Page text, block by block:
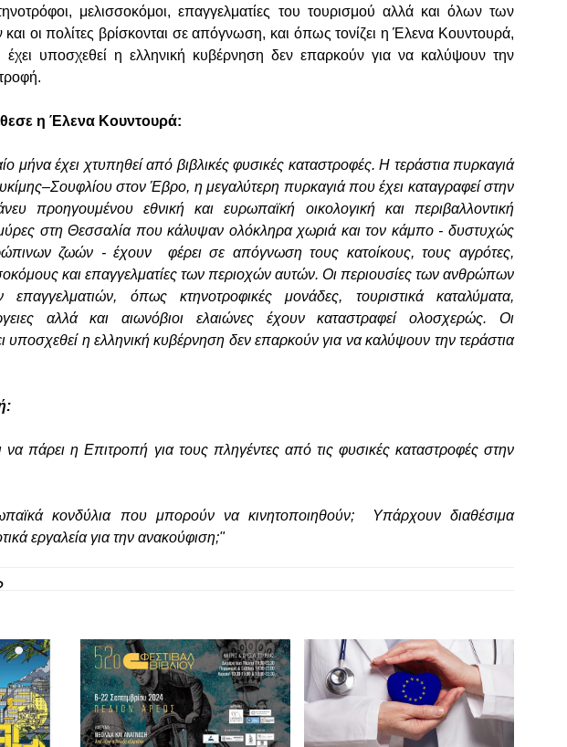
μελισσοκόμοι, επαγγελματίες του τουρισμού αλλά και όλων των
οι πολίτες βρίσκονται σε απόγνωση, και όπως τονίζει η Έλενα Κουντουρά,
υποσχεθεί η ελληνική κυβέρνηση δεν επαρκούν για να καλύψουν την
η Έλενα Κουντουρά:
μήνα έχει χτυπηθεί από βιβλικές φυσικές καταστροφές. Η τεράστια πυρκαγιά
στον Έβρο, η μεγαλύτερη πυρκαγιά που έχει καταγραφεί στην
προηγουμένου εθνική και ευρωπαϊκή οικολογική και περιβαλλοντική
στη Θεσσαλία που κάλυψαν ολόκληρα χωριά και τον κάμπο - δυστυχώς
ζωών - έχουν φέρει σε απόγνωση τους κατοίκους, τους αγρότες,
και επαγγελματίες των περιοχών αυτών. Οι περιουσίες των ανθρώπων
όπως κτηνοτροφικές μονάδες, τουριστικά καταλύματα,
αλλά και αιωνόβιοι ελαιώνες έχουν καταστραφεί ολοσχερώς. Οι
υποσχεθεί η ελληνική κυβέρνηση δεν επαρκούν για να καλύψουν την τεράστια
να πάρει η Επιτροπή για τους πληγέντες από τις φυσικές καταστροφές στην
κονδύλια που μπορούν να κινητοποιηθούν; Υπάρχουν διαθέσιμα
εργαλεία για την ανακούφιση;"